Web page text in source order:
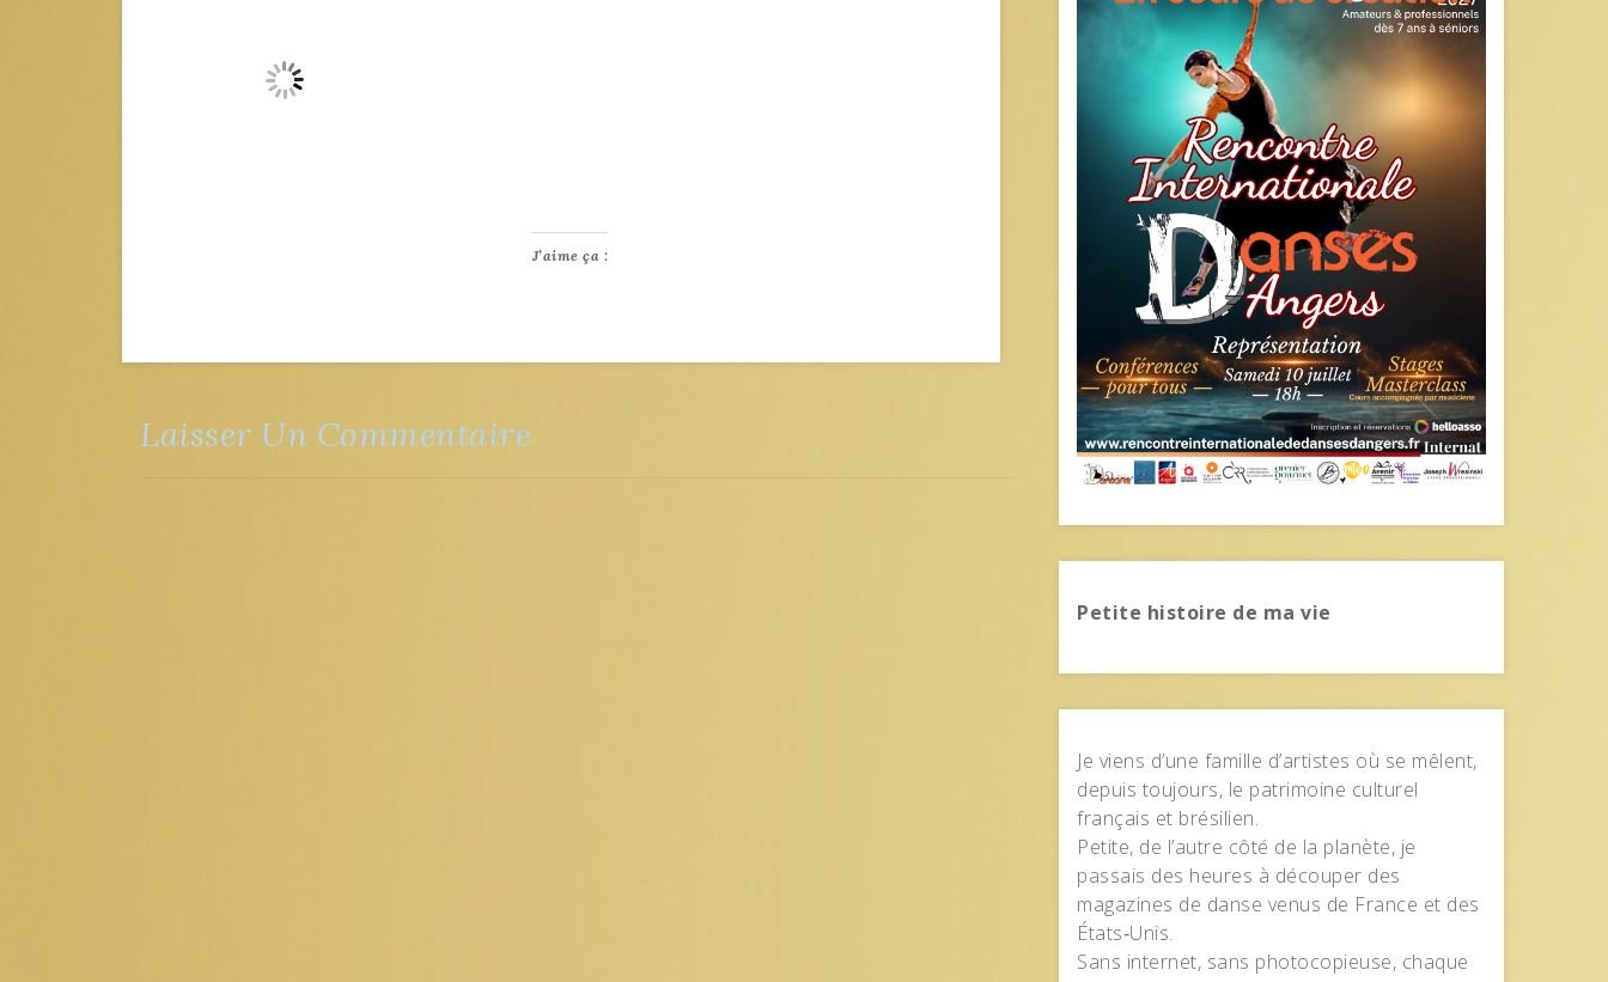
J’aime ça :
Laisser Un Commentaire
Petite histoire de ma vie
Je viens d’une famille d’artistes où se mêlent,
depuis toujours, le patrimoine culturel
français et brésilien.
Petite, de l’autre côté de la planète, je
passais des heures à découper des
magazines de danse venus de France et des
États‑Unis.
Sans internet, sans photocopieuse, chaque